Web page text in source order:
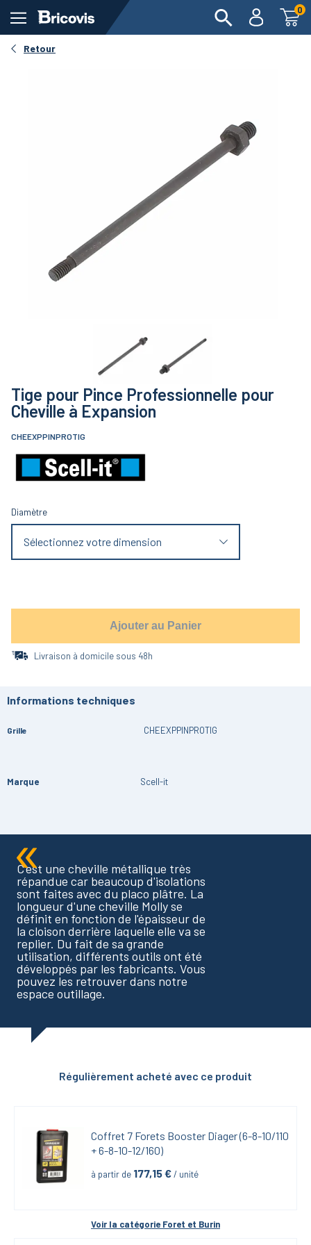
0
Retour
Tige pour Pince Professionnelle pour
Cheville à Expansion
CHEEXPPINPROTIG
Diamètre
Sélectionnez votre dimension
Ajouter au Panier
Livraison à domicile sous 48h
Informations techniques
Grille CHEEXPPINPROTIG
Marque Scell-it
C'est une cheville métallique très
répandue car beaucoup d'isolations
sont faites avec du placo plâtre. La
longueur d'une cheville Molly se
définit en fonction de l'épaisseur de
la cloison derrière laquelle elle va se
replier. Du fait de sa grande
utilisation, différents outils ont été
développés par les fabricants. Vous
pouvez les retrouver dans notre
espace outillage.
Régulièrement acheté avec ce produit
Coffret 7 Forets Booster Diager (6-8-10/110
+ 6-8-10-12/160)
à partir de 177,15 € / unité
Voir la catégorie Foret et Burin